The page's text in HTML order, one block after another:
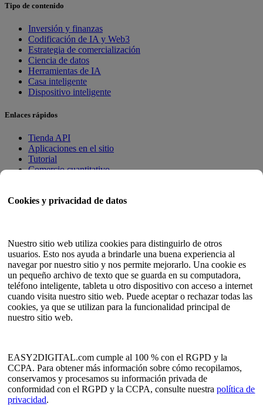
Cookies y privacidad de datos
Nuestro sitio web utiliza cookies para distinguirlo de otros
usuarios. Esto nos ayuda a brindarle una buena experiencia al
navegar por nuestro sitio y nos permite mejorarlo. Una cookie es
un pequeño archivo de texto que se guarda en su computadora,
teléfono inteligente, tableta u otro dispositivo con acceso a internet
cuando visita nuestro sitio web. Puede aceptar o rechazar todas las
cookies, ya que se utilizan para la funcionalidad principal de
nuestro sitio web.
EASY2DIGITAL.com cumple al 100 % con el RGPD y la
CCPA. Para obtener más información sobre cómo recopilamos,
conservamos y procesamos su información privada de
conformidad con el RGPD y la CCPA, consulte nuestrapolítica de
privacidad.
Tipo de contenido
Inversión y finanzas
Codificación de IA y Web3
Estrategia de comercialización
Ciencia de datos
Herramientas de IA
Casa inteligente
Dispositivo inteligente
Enlaces rápidos
Tienda API
Aplicaciones en el sitio
Tutorial
Comercio cuantitativo
Guía del usuario
Mapa del sitio HTML
Idioma
Inglés
Chino simplificado
chino tradicional
Francés
coreano
Política de privacidad y datos
Condiciones de servicio